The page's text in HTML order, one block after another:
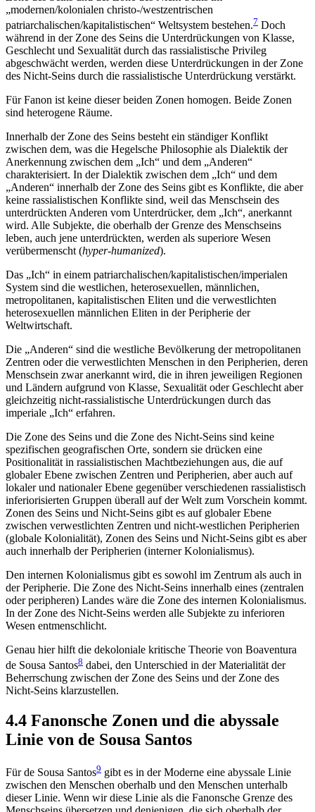
„modernen/kolonialen christo-/westzentrischen
patriarchalischen/kapitalistischen“ Weltsystem bestehen.7 Doch
während in der Zone des Seins die Unterdrückungen von Klasse,
Geschlecht und Sexualität durch das rassialistische Privileg
abgeschwächt werden, werden diese Unterdrückungen in der Zone
des Nicht-Seins durch die rassialistische Unterdrückung verstärkt.
Für Fanon ist keine dieser beiden Zonen homogen. Beide Zonen
sind heterogene Räume.
Innerhalb der Zone des Seins besteht ein ständiger Konflikt
zwischen dem, was die Hegelsche Philosophie als Dialektik der
Anerkennung zwischen dem „Ich“ und dem „Anderen“
charakterisiert. In der Dialektik zwischen dem „Ich“ und dem
„Anderen“ innerhalb der Zone des Seins gibt es Konflikte, die aber
keine rassialistischen Konflikte sind, weil das Menschsein des
unterdrückten Anderen vom Unterdrücker, dem „Ich“, anerkannt
wird. Alle Subjekte, die oberhalb der Grenze des Menschseins
leben, auch jene unterdrückten, werden als superiore Wesen
verübermenscht (hyper-humanized).
Das „Ich“ in einem patriarchalischen/kapitalistischen/imperialen
System sind die westlichen, heterosexuellen, männlichen,
metropolitanen, kapitalistischen Eliten und die verwestlichten
heterosexuellen männlichen Eliten in der Peripherie der
Weltwirtschaft.
Die „Anderen“ sind die westliche Bevölkerung der metropolitanen
Zentren oder die verwestlichten Menschen in den Peripherien, deren
Menschsein zwar anerkannt wird, die in ihren jeweiligen Regionen
und Ländern aufgrund von Klasse, Sexualität oder Geschlecht aber
gleichzeitig nicht-rassialistische Unterdrückungen durch das
imperiale „Ich“ erfahren.
Die Zone des Seins und die Zone des Nicht-Seins sind keine
spezifischen geografischen Orte, sondern sie drücken eine
Positionalität in rassialistischen Machtbeziehungen aus, die auf
globaler Ebene zwischen Zentren und Peripherien, aber auch auf
lokaler und nationaler Ebene gegenüber verschiedenen rassialistisch
inferiorisierten Gruppen überall auf der Welt zum Vorschein kommt.
Zonen des Seins und Nicht-Seins gibt es auf globaler Ebene
zwischen verwestlichten Zentren und nicht-westlichen Peripherien
(globale Kolonialität), Zonen des Seins und Nicht-Seins gibt es aber
auch innerhalb der Peripherien (interner Kolonialismus).
Den internen Kolonialismus gibt es sowohl im Zentrum als auch in
der Peripherie. Die Zone des Nicht-Seins innerhalb eines (zentralen
oder peripheren) Landes wäre die Zone des internen Kolonialismus.
In der Zone des Nicht-Seins werden alle Subjekte zu inferioren
Wesen entmenschlicht.
Genau hier hilft die dekoloniale kritische Theorie von Boaventura
de Sousa Santos8 dabei, den Unterschied in der Materialität der
Beherrschung zwischen der Zone des Seins und der Zone des
Nicht-Seins klarzustellen.
4.4 Fanonsche Zonen und die abyssale
Linie von de Sousa Santos
Für de Sousa Santos9 gibt es in der Moderne eine abyssale Linie
zwischen den Menschen oberhalb und den Menschen unterhalb
dieser Linie. Wenn wir diese Linie als die Fanonsche Grenze des